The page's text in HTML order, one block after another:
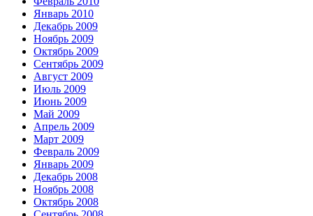
Январь 2010
Декабрь 2009
Ноябрь 2009
Октябрь 2009
Сентябрь 2009
Август 2009
Июль 2009
Июнь 2009
Май 2009
Апрель 2009
Март 2009
Февраль 2009
Январь 2009
Декабрь 2008
Ноябрь 2008
Октябрь 2008